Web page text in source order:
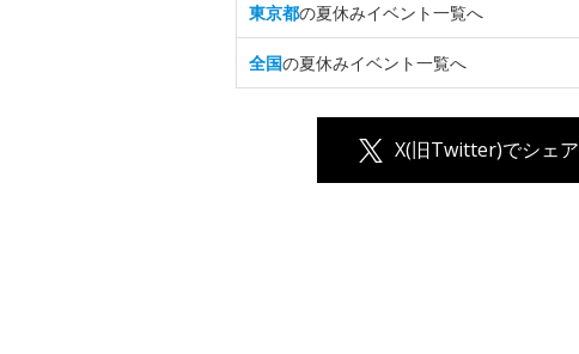
東京都の夏休みイベント一覧へ
全国の夏休みイベント一覧へ
X(旧Twitter)でシェア